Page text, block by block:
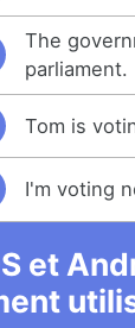
The
parliament.
Tom is
I'm voting
et